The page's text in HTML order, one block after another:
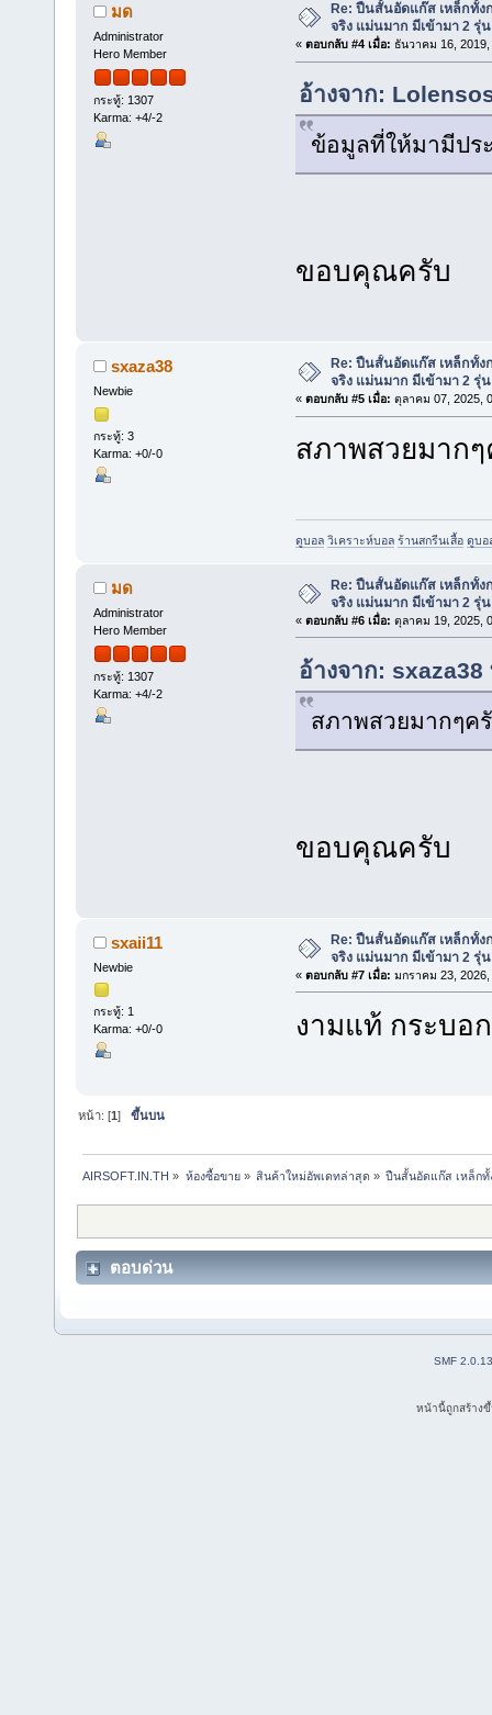
มด
Administrator
Hero Member
กระทู้: 1307
Karma: +4/-2
Re: ปืนสั้นอัดแก๊ส เหล็กทั้ง
จริง แม่นมาก มีเข้ามา 2 รุ่
« ตอบกลับ #4 เมื่อ: ธันวาคม 16,
อ้างจาก:
ข้อมูลที่ให้มามีป
ขอบคุณครับ
sxaza38
Newbie
กระทู้: 3
Karma: +0/-0
Re: ปืนสั้นอัดแก๊ส เหล็กทั้ง
จริง แม่นมาก มีเข้ามา 2 รุ่
« ตอบกลับ #5 เมื่อ: ตุลาคม 07, 2025,
สภาพสวยมาก
ดูบอล วิเคราะห์บอล ร้านสกรีนเสื้อ ดูบอ
มด
Administrator
Hero Member
กระทู้: 1307
Karma: +4/-2
Re: ปืนสั้นอัดแก๊ส เหล็กทั้ง
จริง แม่นมาก มีเข้ามา 2 รุ่
« ตอบกลับ #6 เมื่อ: ตุลาคม 19, 2025,
อ้างจาก:
สภาพสวยมากๆค
ขอบคุณครับ
sxaii11
Newbie
กระทู้: 1
Karma: +0/-0
Re: ปืนสั้นอัดแก๊ส เหล็กทั้ง
จริง แม่นมาก มีเข้ามา 2 รุ่
« ตอบกลับ #7 เมื่อ: มกราคม 23, 2026,
งามแท้ กระบอ
หน้า: [1]ขึ้นบน
AIRSOFT.IN.TH » ห้องซื้อขาย» สินค้าใหม่อัพเดทล่าสุด » ปืนสั้นอัดแก๊ส เหล็กทั้
ตอบด่วน
SMF 2.0.13
หน้านี้ถูกสร้าง